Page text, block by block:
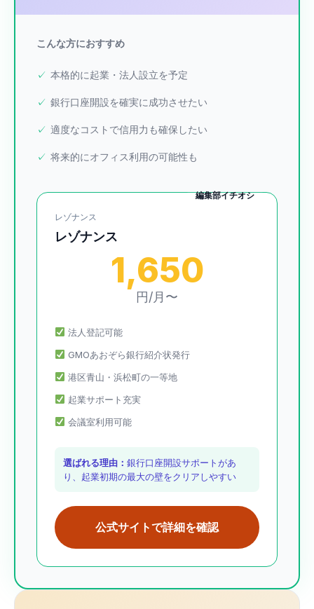
こんな方におすすめ
本格的に起業・法人設立を予定
銀行口座開設を確実に成功させたい
適度なコストで信用力も確保したい
将来的にオフィス利用の可能性も
編集部イチオシ
レゾナンス
レゾナンス
1,650
円/月〜
法人登記可能
GMOあおぞら銀行紹介状発行
港区青山・浜松町の一等地
起業サポート充実
会議室利用可能
選ばれる理由： 銀行口座開設サポートがあ
り、起業初期の最大の壁をクリアしやすい
公式サイトで詳細を確認